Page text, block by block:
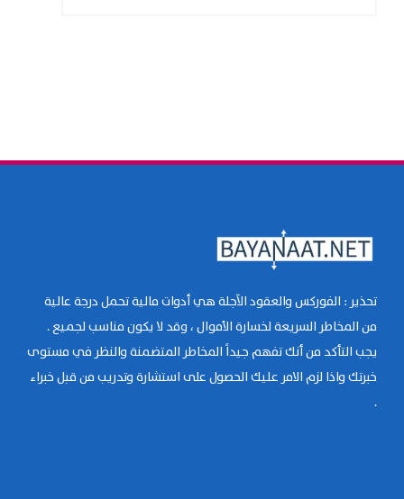
تحذير : الفوركس والعقود الآجلة هي أدوات مالية تحمل درجة عالية
من المخاطر السريعة لخسارة الأموال ، وقد لا يكون مناسب لجميع .
يجب التأكد من أنك تفهم جيداً المخاطر المتضمنة والنظر في مستوى
خبرتك واذا لزم الامر عليك الحصول على استشارة وتدريب من قبل خبراء
.